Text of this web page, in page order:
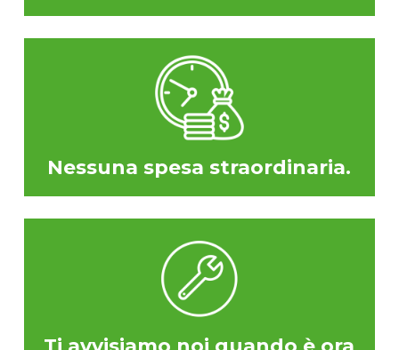
Nessuna spesa straordinaria.